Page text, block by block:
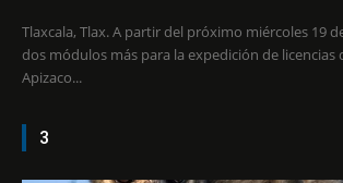
Tlaxcala, Tlax. A partir del próximo miércoles 19
dos módulos más para la expedición de licencias
Apizaco...
3